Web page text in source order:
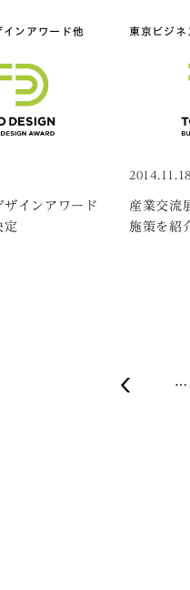
ンアワード他
ザインアワード
定
東京ビジネ
2014.11.18
産業交流
施策を紹
…